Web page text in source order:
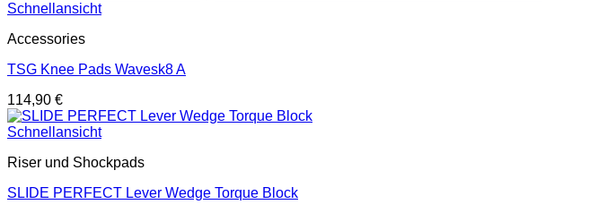
Schnellansicht
Accessories
TSG Knee Pads Wavesk8 A
114,90 €
Schnellansicht
Riser und Shockpads
SLIDE PERFECT Lever Wedge Torque Block